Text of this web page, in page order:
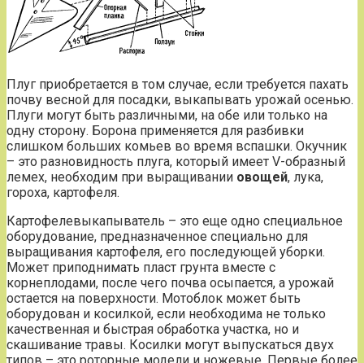
Плуг приобретается в том случае, если требуется пахать
почву весной для посадки, выкапывать урожай осенью.
Плуги могут быть различными, на обе или только на
одну сторону. Борона применяется для разбивки
слишком больших комьев во время вспашки. Окучник
– это разновидность плуга, который имеет V-образный
лемех, необходим при выращивании овощей, лука,
гороха, картофеля.
Картофелевыкапыватель – это еще одно специальное
оборудование, предназначенное специально для
выращивания картофеля, его последующей уборки.
Может приподнимать пласт грунта вместе с
корнеплодами, после чего почва осыпается, а урожай
остается на поверхности. Мотоблок может быть
оборудован и косилкой, если необходима не только
качественная и быстрая обработка участка, но и
скашивание травы. Косилки могут выпускаться двух
типов – это роторные модели и ножевые. Первые более